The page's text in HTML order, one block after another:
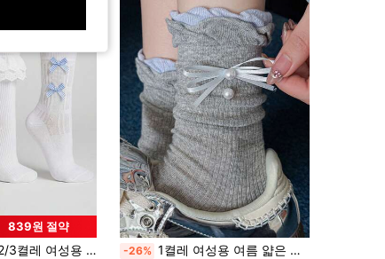
839원 절약
화이트 앤 블루 미드카프 양말 리본 레이스 장식, 귀엽고 달콤한 다용도 미드카프 양말 -26% 1켤레 여성용 여름 얇은 스타일 달콤한 진주 솔리드 컬러 리본 커프 양말